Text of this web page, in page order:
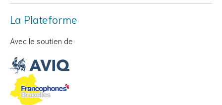
La Plateforme
Avec le soutien de